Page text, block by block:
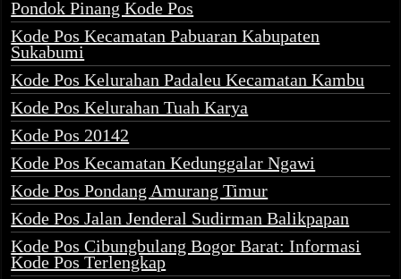
Pondok Pinang Kode Pos
Kode Pos Kecamatan Pabuaran Kabupaten
Sukabumi
Kode Pos Kelurahan Padaleu Kecamatan Kambu
Kode Pos Kelurahan Tuah Karya
Kode Pos 20142
Kode Pos Kecamatan Kedunggalar Ngawi
Kode Pos Pondang Amurang Timur
Kode Pos Jalan Jenderal Sudirman Balikpapan
Kode Pos Cibungbulang Bogor Barat: Informasi
Kode Pos Terlengkap